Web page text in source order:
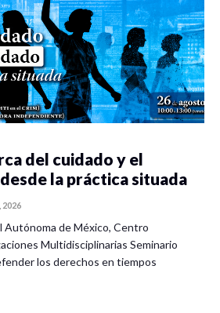
del cuidado y el
la práctica situada
2026
Autónoma de México, Centro
Multidisciplinarias Seminario
los derechos en tiempos